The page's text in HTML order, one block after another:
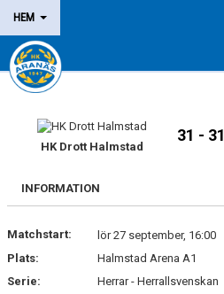
HEM
NYHETER
OM KLUBBEN
LEDARE
KALENDER
HK Drott Halmstad
31 - 31
INFORMATION
Matchstart:
lör 27 september, 16:00
Plats:
Halmstad Arena A1
Serie:
Herrar - Herrallsvenskan